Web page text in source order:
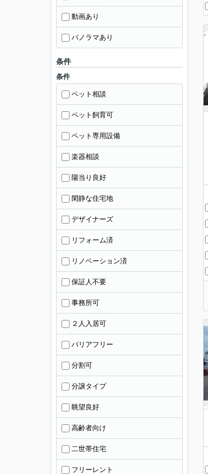
動画あり
パノラマあり
条件
条件
ペット相談
ペット飼育可
ペット専用設備
楽器相談
陽当り良好
閑静な住宅地
デザイナーズ
リフォーム済
リノベーション済
保証人不要
事務所可
２人入居可
バリアフリー
分割可
分譲タイプ
眺望良好
高齢者向け
二世帯住宅
フリーレント